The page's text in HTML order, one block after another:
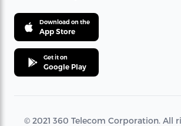
Download on the
App Store
Get it on
Google Play
© 2021 360 Telecom Corporation. All